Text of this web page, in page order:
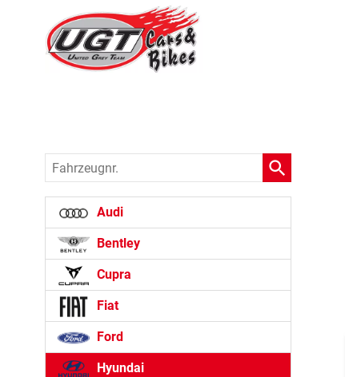
Fahrzeugnr.
Audi
Bentley
Cupra
Fiat
Ford
Hyundai